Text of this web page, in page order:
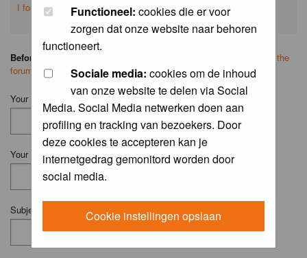
Functioneel: cookies die er voor
zorgen dat onze website naar behoren
functioneert.
Sociale media: cookies om de inhoud
van onze website te delen via Social
Media. Social Media netwerken doen aan
profiling en tracking van bezoekers. Door
deze cookies te accepteren kan je
internetgedrag gemonitord worden door
social media.
Cookie instellingen opslaan
I forgot my password
Before you ask your question:
search on the
forum
first.
Your Name (Fill in your username if you have one):
Your Email:
Subject: